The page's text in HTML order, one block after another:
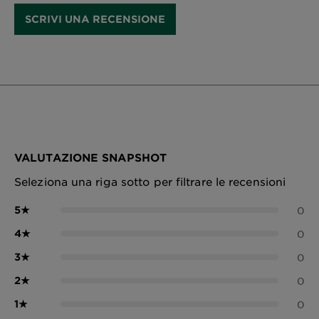
SCRIVI UNA RECENSIONE
VALUTAZIONE SNAPSHOT
Seleziona una riga sotto per filtrare le recensioni
5★ 0
4★ 0
3★ 0
2★ 0
1★ 0